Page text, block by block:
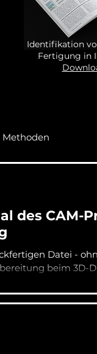
Identifikation
Fertigung in
Methoden
des CAM-
Datei -
beim 3D-